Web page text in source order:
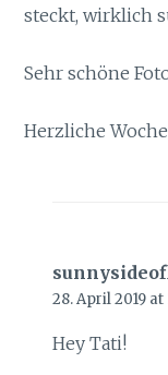
steckt, wirklich
Sehr schöne
Herzliche
28. April 2019 at
Hey Tati!